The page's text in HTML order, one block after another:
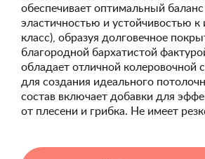
обеспечивает оптимальный
эластичностью и устойчивостью
класс), образуя долговечное
благородной бархатистой
обладает отличной колеровочной
для создания идеального
состав включает добавки для
от плесени и грибка. Не имеет